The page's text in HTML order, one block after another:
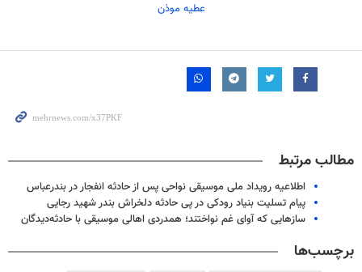
عطیه موذن
مطالب مرتبط
اطلاعیه رویداد ملی موسیقی نواحی پس از حادثه انفجار در بندرعباس
پیام تسلیت بنیاد رودکی در پی حادثه دلخراش بندر شهید رجایی‌
سازهایی که آوای غم نواختند؛ همدردی اهالی موسیقی با حادثه‌دیدگان
برچسب‌ها